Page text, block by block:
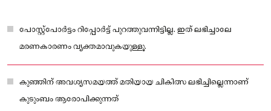
പോസ്റ്റ്‌പോർട്ടം റിപ്പോർട്ട് പുറത്തുവന്നിട്ടില്ല. ഇത് ലഭിച്ചാലേ
മരണകാരണം വ്യക്തമാവുകയുള്ളൂ.
കുഞ്ഞിന് അവശ്യസമയത്ത് മതിയായ ചികിത്സ ലഭിച്ചില്ലെന്നാണ്
കുടുംബം ആരോപിക്കുന്നത്